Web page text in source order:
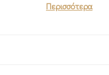
Περισσότερα